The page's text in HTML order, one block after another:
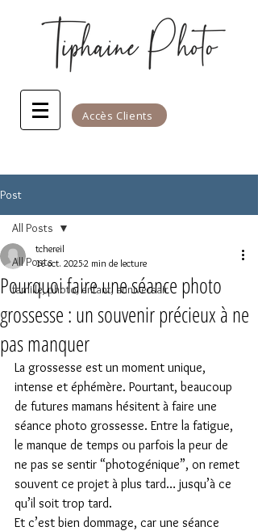
Accès Clients
Post
All Posts
famille, photo, enfant, anniversair
All Posts
Pourquoi faire une séance photo
grossesse : un souvenir précieux à ne
pas manquer
tchereil
16 oct. 20252 min de lecture
La grossesse est un moment unique,
intense et éphémère. Pourtant, beaucoup
de futures mamans hésitent à faire une
séance photo grossesse. Entre la fatigue,
le manque de temps ou parfois la peur de
ne pas se sentir “photogénique”, on remet
souvent ce projet à plus tard… jusqu’à ce
qu’il soit trop tard.
Et c’est bien dommage, car une séance